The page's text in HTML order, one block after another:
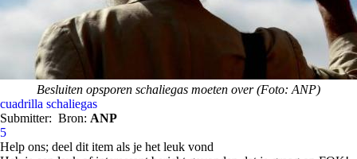
Besluiten opsporen schaliegas moeten over (Foto: ANP)
cuadrilla schaliegas
Submitter: Bron: ANP
5
Help ons; deel dit item als je het leuk vond